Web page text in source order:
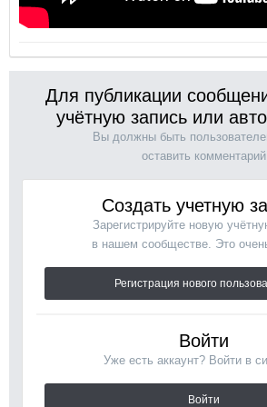
Для публикации
учётную запись или
Вы должны быть
оставить комментарий
Создать учетную
Зарегистрируйте новую
в нашем сообществе. Это
Регистрация нового
Войти
Уже есть аккаунт? Войти в
Войти